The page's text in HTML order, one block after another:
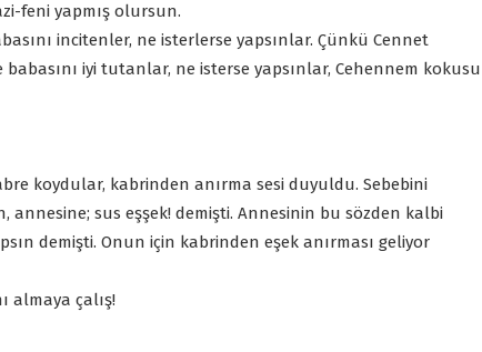
feni yapmış olursun.
incitenler, ne isterlerse yapsınlar. Çünkü Cennet
iyi tutanlar, ne isterse yapsınlar, Cehennem kokusu
koydular, kabrinden anırma sesi duyuldu. Sebebini
sus eşşek! demişti. Annesinin bu sözden kalbi
demişti. Onun için kabrinden eşek anırması geliyor
almaya çalış!